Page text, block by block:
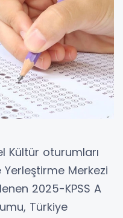
Kültür oturumları
Merkezi
2025-KPSS A
Türkiye